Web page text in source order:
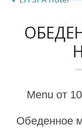
Menu от
Обеденное